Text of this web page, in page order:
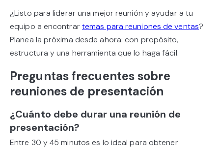
¿Listo para liderar una mejor reunión y ayudar a tu
equipo a encontrartemas para reuniones de ventas?
Planea la próxima desde ahora: con propósito,
estructura y una herramienta que lo haga fácil.
Preguntas frecuentes sobre
reuniones de presentación
¿Cuánto debe durar una reunión de
presentación?
Entre 30 y 45 minutos es lo ideal para obtener